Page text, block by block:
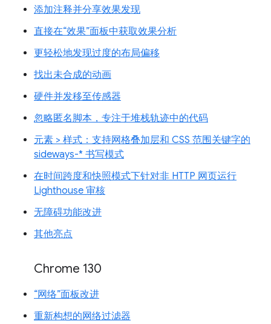
添加注释并分享效果发现
直接在“效果”面板中获取效果分析
更轻松地发现过度的布局偏移
找出未合成的动画
硬件并发移至传感器
忽略匿名脚本，专注于堆栈轨迹中的代码
元素 > 样式：支持网格叠加层和 CSS 范围关键字的
sideways-* 书写模式
在时间跨度和快照模式下针对非 HTTP 网页运行
Lighthouse 审核
无障碍功能改进
其他亮点
Chrome 130
“网络”面板改进
重新构想的网络过滤器